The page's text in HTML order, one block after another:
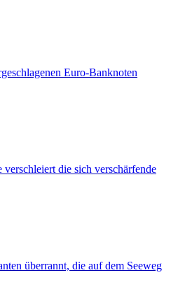
Euro-Banknoten
die sich verschärfende
überrannt, die auf dem Seeweg